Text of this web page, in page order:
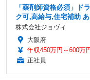
「薬剤師資格必須」ド
ク可,高給与,住宅補助
株式会社ジョヴィ
大阪府
年収450万円～600万
正社員